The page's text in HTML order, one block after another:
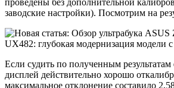
проведены без дополнительной
заводские настройки). Посмотрим на
Если судить по полученным
дисплей действительно хорошо
максимальное отклонение составило